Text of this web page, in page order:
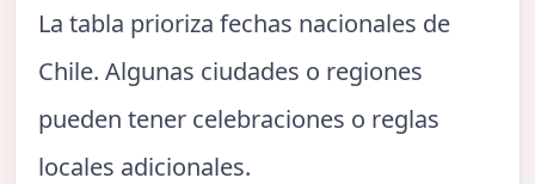
La tabla prioriza fechas nacionales de
Chile. Algunas ciudades o regiones
pueden tener celebraciones o reglas
locales adicionales.